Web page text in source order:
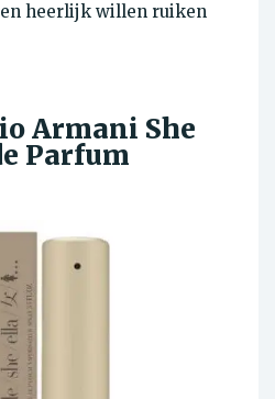
heerlijk willen ruiken
Armani She
Parfum